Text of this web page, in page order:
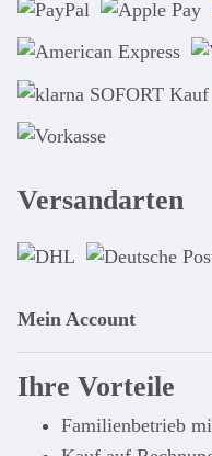
Versandarten
Mein Account
Ihre Vorteile
Familienbetrieb